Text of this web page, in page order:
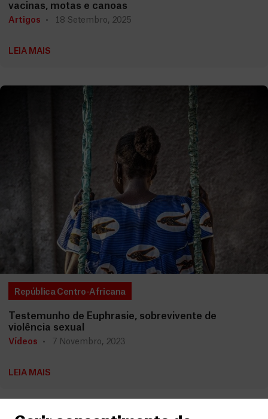
vacinas, motas e canoas
Artigos 18 Setembro, 2025
LEIA MAIS
República Centro-Africana
Testemunho de Euphrasie, sobrevivente de
violência sexual
Vídeos 7 Novembro, 2023
LEIA MAIS